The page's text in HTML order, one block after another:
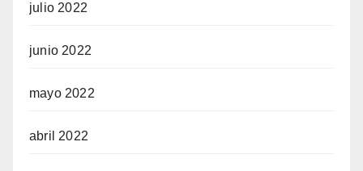
julio 2022
junio 2022
mayo 2022
abril 2022